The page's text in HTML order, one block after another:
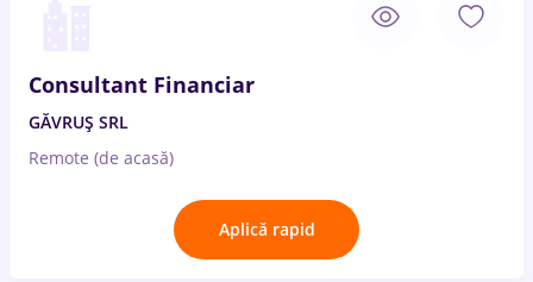
Consultant Financiar
GĂVRUȘ SRL
Remote (de acasă)
Aplică rapid